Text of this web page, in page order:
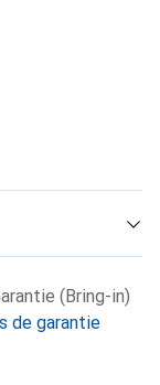
(Bring-in)
de garantie